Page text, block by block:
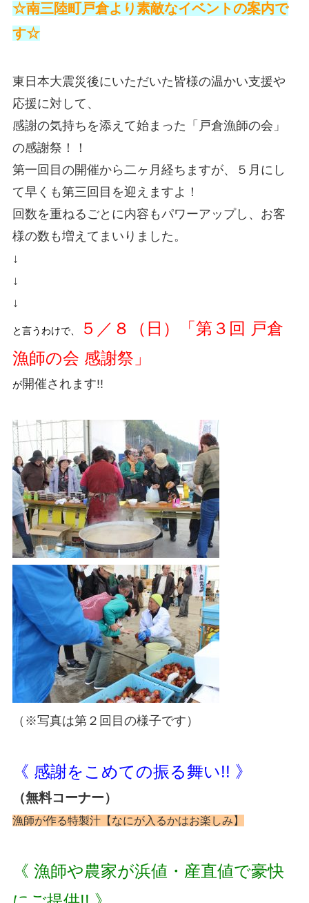
☆南三陸町戸倉より素敵なイベントの案内で
す☆
東日本大震災後にいただいた皆様の温かい支援や
応援に対して、
感謝の気持ちを添えて始まった「戸倉漁師の会」
の感謝祭！！
第一回目の開催から二ヶ月経ちますが、５月にし
て早くも第三回目を迎えますよ！
回数を重ねるごとに内容もパワーアップし、お客
様の数も増えてまいりました。
↓
↓
↓
と言うわけで、
５／８（日）「第３回 戸倉
漁師の会 感謝祭」
が開催されます!!
（※写真は第２回目の様子です）
《 感謝をこめての振る舞い!! 》
（無料コーナー）
漁師が作る特製汁【なにが入るかはお楽しみ】
《 漁師や農家が浜値・産直値で豪快